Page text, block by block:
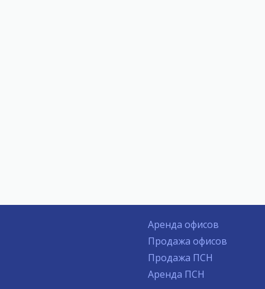
Аренда офисов
Продажа офисов
Продажа ПСН
Аренда ПСН